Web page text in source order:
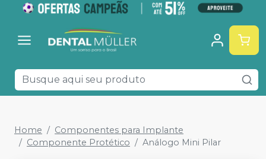
Home
Componentes para Implante
Componente Protético
Análogo Mini Pilar